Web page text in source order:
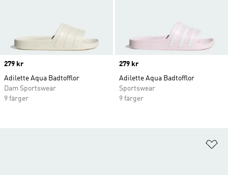
Price
279 kr
Adilette Aqua Badtofflor
Dam Sportswear
9 färger
Price
279 kr
Adilette Aqua Badtofflor
Sportswear
9 färger